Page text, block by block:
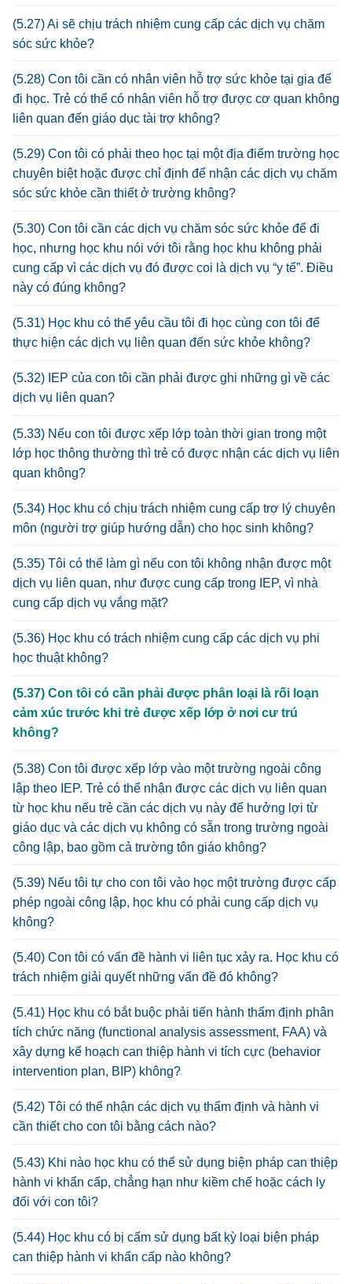
(5.27) Ai sẽ chịu trách nhiệm cung cấp các dịch vụ chăm
sóc sức khỏe?
(5.28) Con tôi cần có nhân viên hỗ trợ sức khỏe tại gia để
đi học. Trẻ có thể có nhân viên hỗ trợ được cơ quan không
liên quan đến giáo dục tài trợ không?
(5.29) Con tôi có phải theo học tại một địa điểm trường học
chuyên biệt hoặc được chỉ định để nhận các dịch vụ chăm
sóc sức khỏe cần thiết ở trường không?
(5.30) Con tôi cần các dịch vụ chăm sóc sức khỏe để đi
học, nhưng học khu nói với tôi rằng học khu không phải
cung cấp vì các dịch vụ đó được coi là dịch vụ “y tế”. Điều
này có đúng không?
(5.31) Học khu có thể yêu cầu tôi đi học cùng con tôi để
thực hiện các dịch vụ liên quan đến sức khỏe không?
(5.32) IEP của con tôi cần phải được ghi những gì về các
dịch vụ liên quan?
(5.33) Nếu con tôi được xếp lớp toàn thời gian trong một
lớp học thông thường thì trẻ có được nhận các dịch vụ liên
quan không?
(5.34) Học khu có chịu trách nhiệm cung cấp trợ lý chuyên
môn (người trợ giúp hướng dẫn) cho học sinh không?
(5.35) Tôi có thể làm gì nếu con tôi không nhận được một
dịch vụ liên quan, như được cung cấp trong IEP, vì nhà
cung cấp dịch vụ vắng mặt?
(5.36) Học khu có trách nhiệm cung cấp các dịch vụ phi
học thuật không?
(5.37) Con tôi có cần phải được phân loại là rối loạn
cảm xúc trước khi trẻ được xếp lớp ở nơi cư trú
không?
(5.38) Con tôi được xếp lớp vào một trường ngoài công
lập theo IEP. Trẻ có thể nhận được các dịch vụ liên quan
từ học khu nếu trẻ cần các dịch vụ này để hưởng lợi từ
giáo dục và các dịch vụ không có sẵn trong trường ngoài
công lập, bao gồm cả trường tôn giáo không?
(5.39) Nếu tôi tự cho con tôi vào học một trường được cấp
phép ngoài công lập, học khu có phải cung cấp dịch vụ
không?
(5.40) Con tôi có vấn đề hành vi liên tục xảy ra. Học khu có
trách nhiệm giải quyết những vấn đề đó không?
(5.41) Học khu có bắt buộc phải tiến hành thẩm định phân
tích chức năng (functional analysis assessment, FAA) và
xây dựng kế hoạch can thiệp hành vi tích cực (behavior
intervention plan, BIP) không?
(5.42) Tôi có thể nhận các dịch vụ thẩm định và hành vi
cần thiết cho con tôi bằng cách nào?
(5.43) Khi nào học khu có thể sử dụng biện pháp can thiệp
hành vi khẩn cấp, chẳng hạn như kiềm chế hoặc cách ly
đối với con tôi?
(5.44) Học khu có bị cấm sử dụng bất kỳ loại biện pháp
can thiệp hành vi khẩn cấp nào không?